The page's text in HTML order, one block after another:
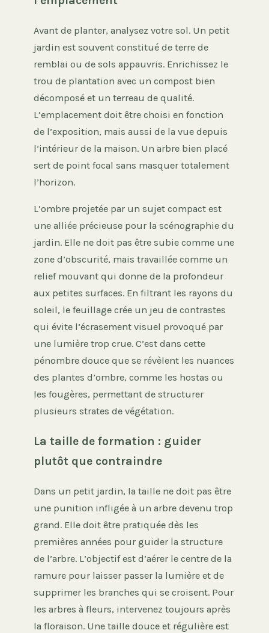
Avant de planter, analysez votre sol. Un petit
jardin est souvent constitué de terre de
remblai ou de sols appauvris. Enrichissez le
trou de plantation avec un compost bien
décomposé et un terreau de qualité.
L’emplacement doit être choisi en fonction
de l’exposition, mais aussi de la vue depuis
l’intérieur de la maison. Un arbre bien placé
sert de point focal sans masquer totalement
l’horizon.
L’ombre projetée par un sujet compact est
une alliée précieuse pour la scénographie du
jardin. Elle ne doit pas être subie comme une
zone d’obscurité, mais travaillée comme un
relief mouvant qui donne de la profondeur
aux petites surfaces. En filtrant les rayons du
soleil, le feuillage crée un jeu de contrastes
qui évite l’écrasement visuel provoqué par
une lumière trop crue. C’est dans cette
pénombre douce que se révèlent les nuances
des plantes d’ombre, comme les hostas ou
les fougères, permettant de structurer
plusieurs strates de végétation.
La taille de formation : guider
plutôt que contraindre
Dans un petit jardin, la taille ne doit pas être
une punition infligée à un arbre devenu trop
grand. Elle doit être pratiquée dès les
premières années pour guider la structure
de l’arbre. L’objectif est d’aérer le centre de la
ramure pour laisser passer la lumière et de
supprimer les branches qui se croisent. Pour
les arbres à fleurs, intervenez toujours après
la floraison. Une taille douce et régulière est